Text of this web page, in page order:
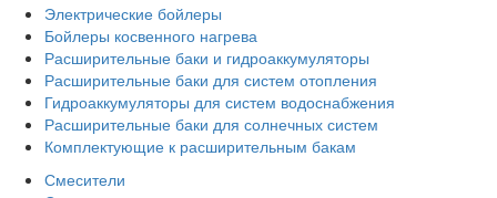
Электрические бойлеры
Бойлеры косвенного нагрева
Расширительные баки и гидроаккумуляторы
Расширительные баки для систем отопления
Гидроаккумуляторы для систем водоснабжения
Расширительные баки для солнечных систем
Комплектующие к расширительным бакам
Смесители